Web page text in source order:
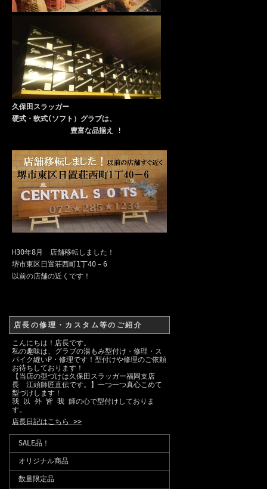
久保田スラッガー
硬式・軟式(ソフト）グラブは、
豊富な品揃え !
H30年8月 店舗移転しました！
堺市東区日置荘西町1丁40－6
以前の店舗の近くです！
店長の修理・カスタム等のご紹介
こんにちは！店長です。
私の趣味は、グラブの湯もみ型付け・修理・ス
パイク縫いP・修理です！型付けや修理のご依頼
お待ちしております！
【当店の型づけは久保田スラッガー福岡支店
長 江頭師匠直伝です。】一つ一つ真心こめて
型づけします！
我 以 外 皆 我 師の心で型付けしておりま
す。
店長日記はこちら >>
SALE品！
オリジナル商品
数量限定品